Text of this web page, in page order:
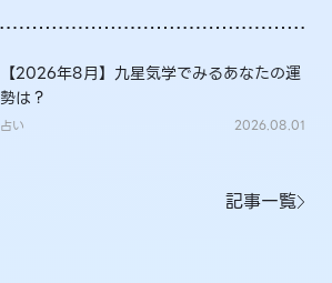
【2026年8月】九星気学でみるあなたの運
勢は？
占い 2026.08.01
記事一覧